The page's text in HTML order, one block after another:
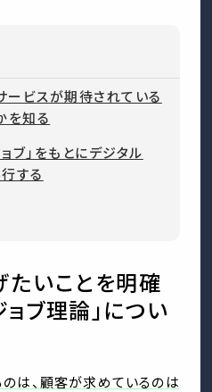
ービスが期待されている
を知る
ブ」をもとにデジタル
する
たいことを明確
ブ理論」につい
は、顧客が求めているのは